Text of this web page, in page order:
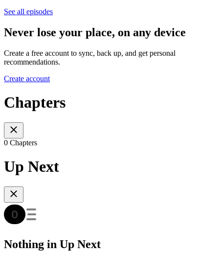
See all episodes
Never lose your place, on any device
Create a free account to sync, back up, and get personal
recommendations.
Create account
Chapters
0 Chapters
Up Next
Nothing in Up Next